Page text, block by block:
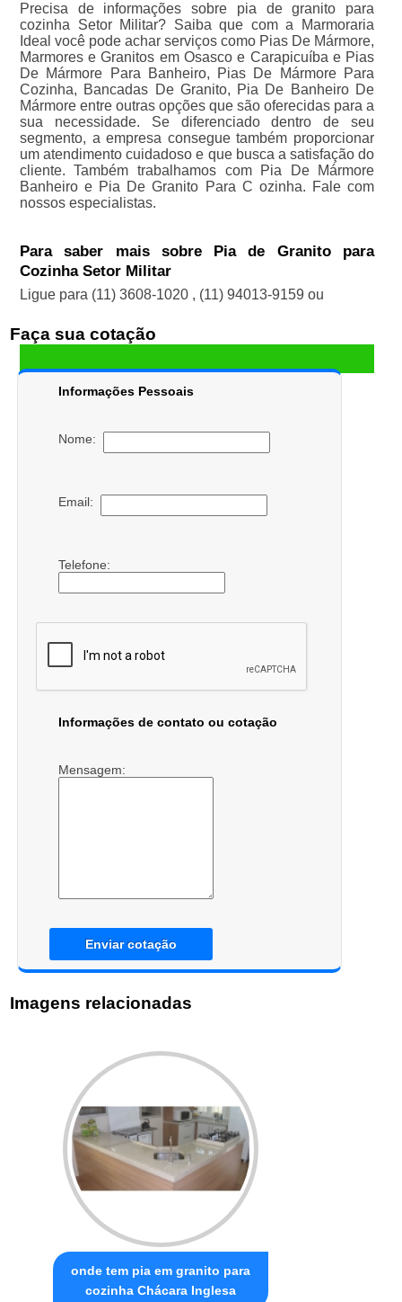
Precisa de informações sobre pia de granito para
cozinha Setor Militar? Saiba que com a Marmoraria
Ideal você pode achar serviços como Pias De Mármore,
Marmores e Granitos em Osasco e Carapicuíba e Pias
De Mármore Para Banheiro, Pias De Mármore Para
Cozinha, Bancadas De Granito, Pia De Banheiro De
Mármore entre outras opções que são oferecidas para a
sua necessidade. Se diferenciado dentro de seu
segmento, a empresa consegue também proporcionar
um atendimento cuidadoso e que busca a satisfação do
cliente. Também trabalhamos com Pia De Mármore
Banheiro e Pia De Granito Para C ozinha. Fale com
nossos especialistas.
Para saber mais sobre Pia de Granito para
Cozinha Setor Militar
Ligue para (11) 3608-1020 , (11) 94013-9159 ou
Faça sua cotação
Informações Pessoais
Nome:
Email:
Telefone:
Informações de contato ou cotação
Mensagem:
Enviar cotação
Imagens relacionadas
onde tem pia em granito para
cozinha Chácara Inglesa